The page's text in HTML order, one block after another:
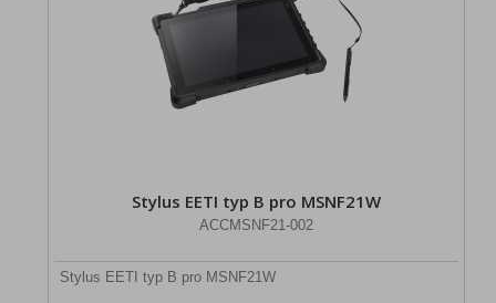
Stylus EETI typ B pro MSNF21W
ACCMSNF21-002
Stylus EETI typ B pro MSNF21W